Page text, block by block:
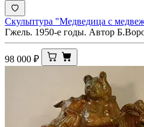
Скульптура "Медведица с
Гжель. 1950-е годы. Автор
98 000 ₽